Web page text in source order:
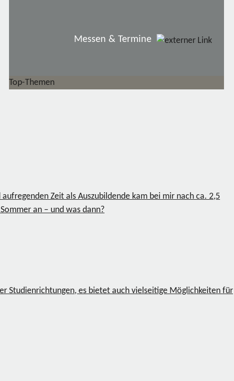
Messen & Termine
Top-Themen
Zeit als Auszubildende kam bei mir nach ca. 2,5
an – und was dann?
Studienrichtungen, es bietet auch vielseitige Möglichkeiten für